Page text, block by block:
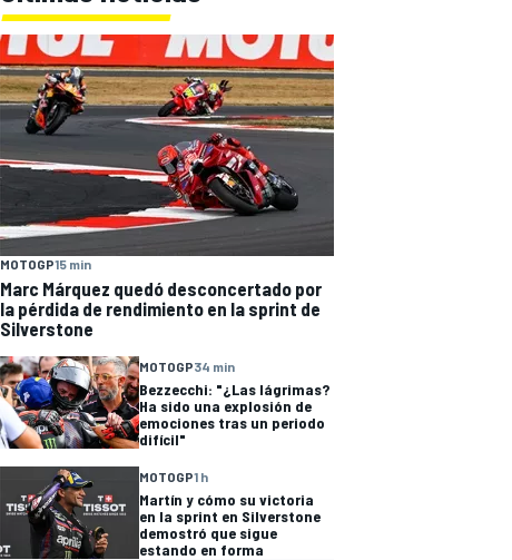
MOTOGP15 min
Marc Márquez quedó desconcertado por
la pérdida de rendimiento en la sprint de
Silverstone
MOTOGP34 min
Bezzecchi: "¿Las lágrimas?
Ha sido una explosión de
emociones tras un periodo
difícil"
MOTOGP1 h
Martín y cómo su victoria
en la sprint en Silverstone
demostró que sigue
estando en forma